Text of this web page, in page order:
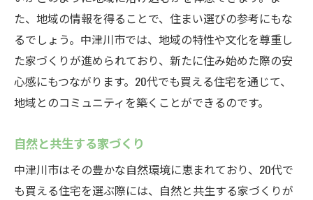
た、地域の情報を得ることで、住まい選びの参考にもな
るでしょう。中津川市では、地域の特性や文化を尊重し
た家づくりが進められており、新たに住み始めた際の安
心感にもつながります。20代でも買える住宅を通じて、
地域とのコミュニティを築くことができるのです。
自然と共生する家づくり
中津川市はその豊かな自然環境に恵まれており、20代で
も買える住宅を選ぶ際には、自然と共生する家づくりが